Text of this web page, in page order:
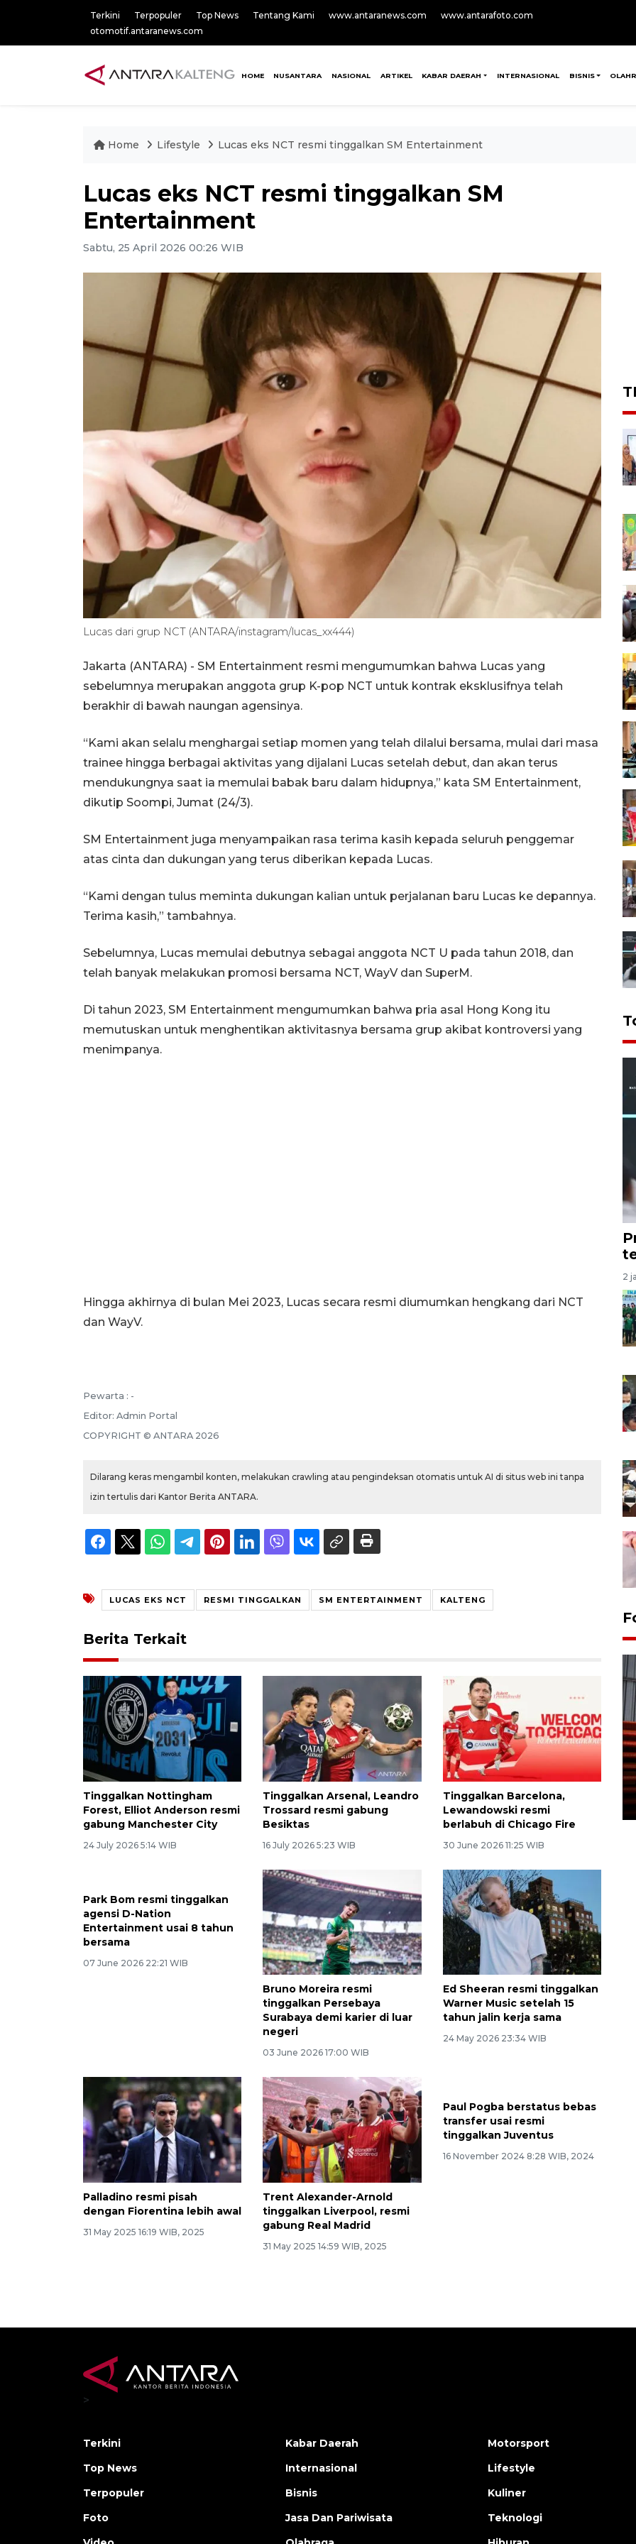
Terkini Terpopuler Top News Tentang Kami www.antaranews.com
www.antarafoto.com
otomotif.antaranews.com
HOME NUSANTARA NASIONAL ARTIKEL KABAR DAERAH INTERNASIONAL BISNIS
Home Lifestyle Lucas eks NCT resmi tinggalkan SM Entertainment
Lucas eks NCT resmi tinggalkan SM
Entertainment
Sabtu, 25 April 2026 00:26 WIB
Lucas dari grup NCT (ANTARA/instagram/lucas_xx444)
Jakarta (ANTARA) - SM Entertainment resmi mengumumkan bahwa Lucas yang
sebelumnya merupakan anggota grup K-pop NCT untuk kontrak eksklusifnya telah
berakhir di bawah naungan agensinya.
“Kami akan selalu menghargai setiap momen yang telah dilalui bersama, mulai dari masa
trainee hingga berbagai aktivitas yang dijalani Lucas setelah debut, dan akan terus
mendukungnya saat ia memulai babak baru dalam hidupnya,” kata SM Entertainment,
dikutip Soompi, Jumat (24/3).
SM Entertainment juga menyampaikan rasa terima kasih kepada seluruh penggemar
atas cinta dan dukungan yang terus diberikan kepada Lucas.
“Kami dengan tulus meminta dukungan kalian untuk perjalanan baru Lucas ke depannya.
Terima kasih,” tambahnya.
Sebelumnya, Lucas memulai debutnya sebagai anggota NCT U pada tahun 2018, dan
telah banyak melakukan promosi bersama NCT, WayV dan SuperM.
Di tahun 2023, SM Entertainment mengumumkan bahwa pria asal Hong Kong itu
memutuskan untuk menghentikan aktivitasnya bersama grup akibat kontroversi yang
menimpanya.
Hingga akhirnya di bulan Mei 2023, Lucas secara resmi diumumkan hengkang dari NCT
dan WayV.
Pewarta : -
Editor: Admin Portal
COPYRIGHT © ANTARA 2026
Dilarang keras mengambil konten, melakukan crawling atau pengindeksan otomatis untuk AI di situs web ini tanpa
izin tertulis dari Kantor Berita ANTARA.
LUCAS EKS NCT RESMI TINGGALKAN SM ENTERTAINMENT KALTENG
Berita Terkait
Tinggalkan Nottingham
Forest, Elliot Anderson resmi
gabung Manchester City
24 July 2026 5:14 WIB
Tinggalkan Arsenal, Leandro
Trossard resmi gabung
Besiktas
16 July 2026 5:23 WIB
Tinggalkan Barcelona,
Lewandowski resmi
berlabuh di Chicago Fire
30 June 2026 11:25 WIB
Park Bom resmi tinggalkan
agensi D-Nation
Entertainment usai 8 tahun
bersama
07 June 2026 22:21 WIB
Bruno Moreira resmi
tinggalkan Persebaya
Surabaya demi karier di luar
negeri
03 June 2026 17:00 WIB
Ed Sheeran resmi tinggalkan
Warner Music setelah 15
tahun jalin kerja sama
24 May 2026 23:34 WIB
Palladino resmi pisah
dengan Fiorentina lebih awal
31 May 2025 16:19 WIB, 2025
Trent Alexander-Arnold
tinggalkan Liverpool, resmi
gabung Real Madrid
31 May 2025 14:59 WIB, 2025
2
Prediksi puncak musim
kemarau di Kalimantan
Tengah
22 July 2026 17:18 WIB
>
Terkini
Top News
Terpopuler
Foto
Kabar Daerah
Internasional
Bisnis
Jasa Dan Pariwisata
Motorsport
Lifestyle
Kuliner
Teknologi